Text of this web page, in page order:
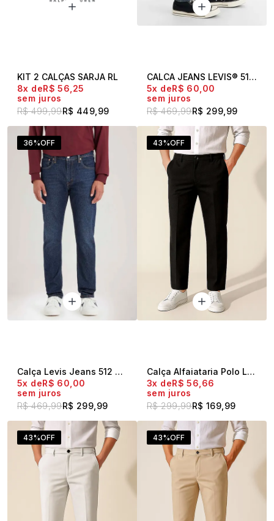
KIT 2 CALÇAS SARJA RL
R$ 499,99R$ 449,99
8x
R$ 56,25
sem juros
CALCA JEANS LEVIS® 512® SLIM TAPER
R$ 469,99R$ 299,99
5x
R$ 60,00
sem juros
36%OFF
Calça Levis Jeans 512 Slimtaper
R$ 469,99R$ 299,99
5x
R$ 60,00
sem juros
43%OFF
Calça Alfaiataria Polo Live Preta
R$ 299,99R$ 169,99
3x
R$ 56,66
sem juros
43%OFF 43%OFF